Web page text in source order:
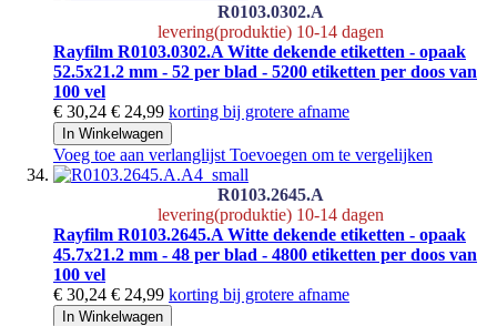
R0103.0302.A
levering(produktie) 10-14 dagen
Rayfilm R0103.0302.A Witte dekende etiketten - opaak
52.5x21.2 mm - 52 per blad - 5200 etiketten per doos van
100 vel
€ 30,24 € 24,99 korting bij grotere afname
In Winkelwagen
Voeg toe aan verlanglijst Toevoegen om te vergelijken
R0103.2645.A
levering(produktie) 10-14 dagen
Rayfilm R0103.2645.A Witte dekende etiketten - opaak
45.7x21.2 mm - 48 per blad - 4800 etiketten per doos van
100 vel
€ 30,24 € 24,99 korting bij grotere afname
In Winkelwagen